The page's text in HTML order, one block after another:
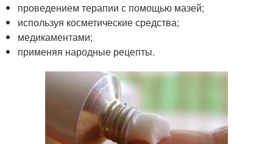
проведением терапии с помощью мазей;
используя косметические средства;
медикаментами;
применяя народные рецепты.